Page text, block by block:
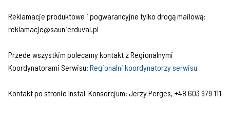
Reklamacje produktowe i pogwarancyjne tylko drogą mailową:
reklamacje@saunierduval.pl
Przede wszystkim polecamy kontakt z Regionalnymi
Koordynatorami Serwisu: Regionalni koordynatorzy serwisu
Kontakt po stronie Instal-Konsorcjum: Jerzy Perges, +48 603 979 111